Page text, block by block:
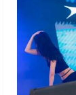
模
君